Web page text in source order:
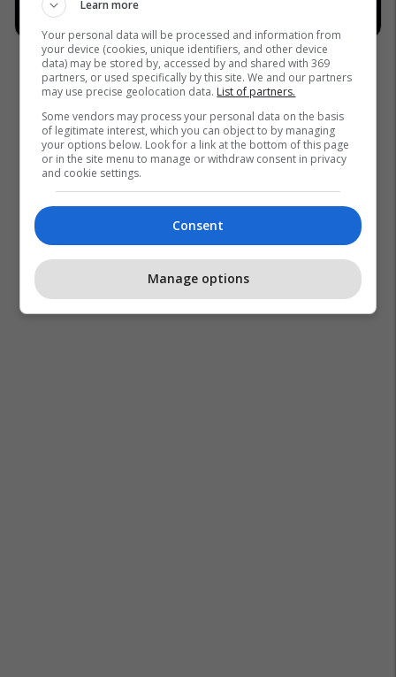
Learn more
Your personal data will be processed and information from
your device (cookies, unique identifiers, and other device
data) may be stored by, accessed by and shared with 369
partners, or used specifically by this site. We and our partners
may use precise geolocation data. List of partners.
Some vendors may process your personal data on the basis
of legitimate interest, which you can object to by managing
your options below. Look for a link at the bottom of this page
or in the site menu to manage or withdraw consent in privacy
and cookie settings.
Consent
Manage options